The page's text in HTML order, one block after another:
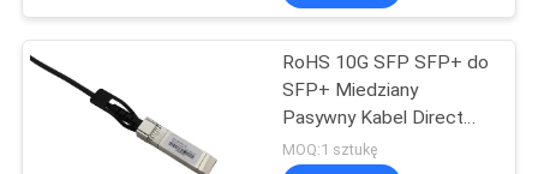
przełącznik
przemysłowyRoHS 10G SFP SFP+ do
SFP+ Miedziany
Pasywny Kabel Direct
Attach 7M Kabel
MOQ:1 sztukę